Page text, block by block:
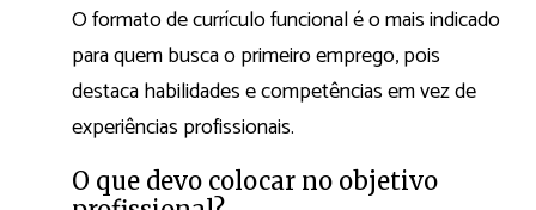
O formato de currículo funcional é o mais indicado
para quem busca o primeiro emprego, pois
destaca habilidades e competências em vez de
experiências profissionais.
O que devo colocar no objetivo